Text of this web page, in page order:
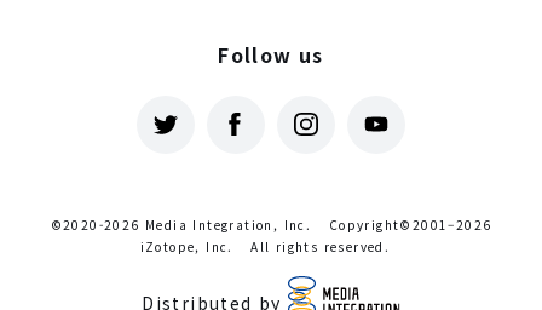
Follow us
©2020-2026 Media Integration, Inc.
Copyright©2001–2026
iZotope, Inc.
All rights reserved.
Distributed by